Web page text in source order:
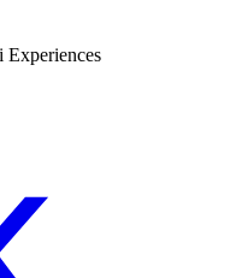
Experiences